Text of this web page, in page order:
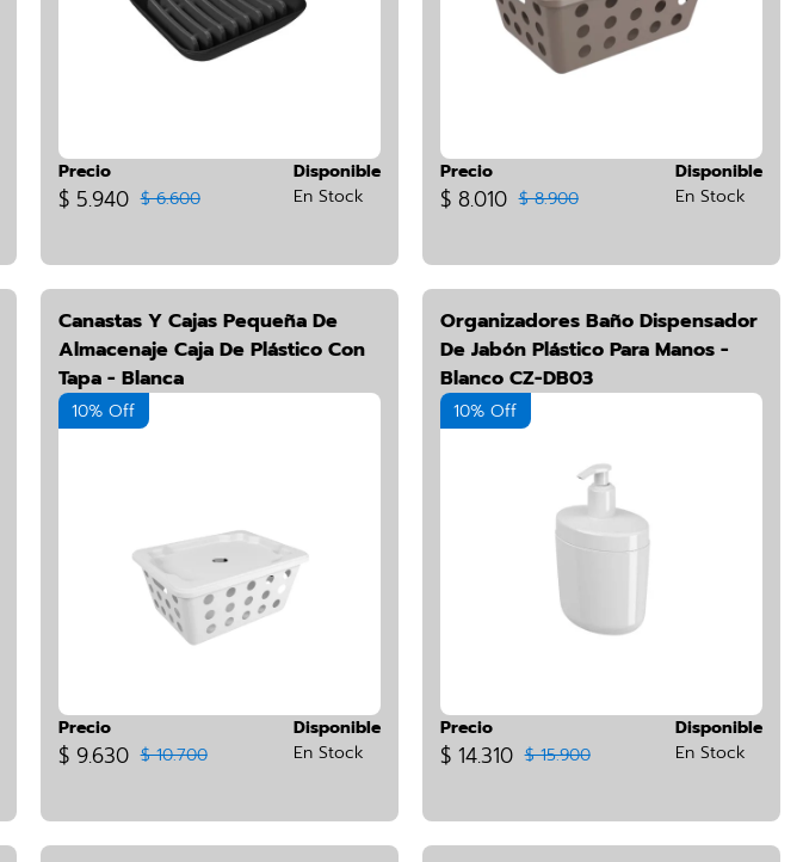
Precio
$ 5.940 $ 6.600
Disponible
En Stock
Precio
$ 8.010 $ 8.900
Disponible
En Stock
Canastas Y Cajas Pequeña De
Almacenaje Caja De Plástico Con
Tapa - Blanca
10% Off
Precio
$ 9.630 $ 10.700
Disponible
En Stock
Organizadores Baño Dispensador
De Jabón Plástico Para Manos -
Blanco CZ-DB03
10% Off
Precio
$ 14.310 $ 15.900
Disponible
En Stock